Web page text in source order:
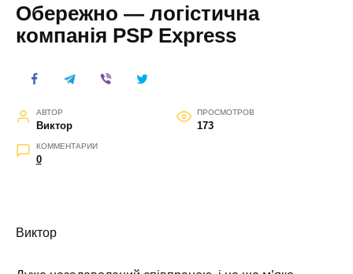
Обережно — логістична
компанія PSP Express
АВТОР
Виктор
ПРОСМОТРОВ
173
КОММЕНТАРИИ
0
Виктор